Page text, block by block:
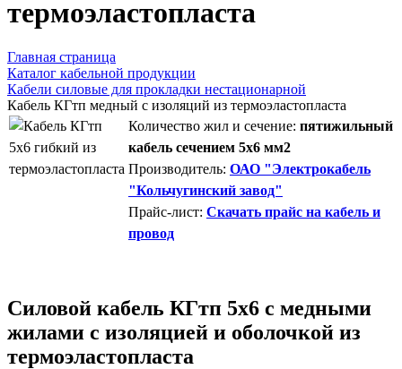
термоэластопласта
Главная страница
Каталог кабельной продукции
Кабели силовые для прокладки нестационарной
Кабель КГтп медный с изоляций из термоэластопласта
Количество жил и сечение: пятижильный
кабель сечением 5х6 мм2
Производитель: ОАО "Электрокабель
"Кольчугинский завод"
Прайс-лист: Скачать прайс на кабель и
провод
Силовой кабель КГтп 5х6 с медными
жилами с изоляцией и оболочкой из
термоэластопласта